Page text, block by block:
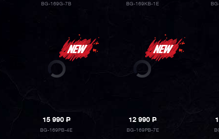
BG-169G-7B BG-169KB-1E
15 990P
BG-169PB-4E
12 990P
BG-169PB-7E